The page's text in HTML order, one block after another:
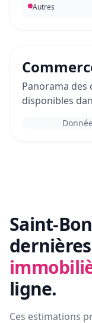
Autres
Panorama
disponibles
Saint-
dernières
ligne.
Ces estimations